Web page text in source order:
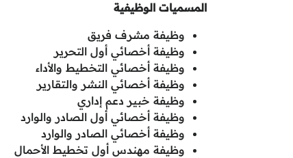
المسميات الوظيفية
وظيفة مشرف فريق
وظيفة أخصائي أول التحرير
وظيفة أخصائي التخطيط والأداء
وظيفة أخصائي النشر والتقارير
وظيفة خبير دعم إداري
وظيفة أخصائي أول الصادر والوارد
وظيفة أخصائي الصادر والوارد
وظيفة مهندس أول تخطيط الأحمال